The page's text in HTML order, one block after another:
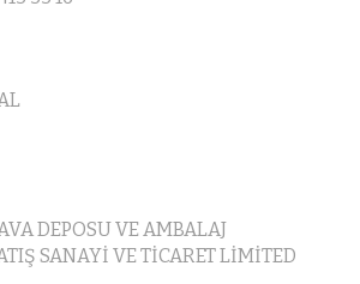
DEPOSU VE AMBALAJ
SANAYİ VE TİCARET LİMİTED